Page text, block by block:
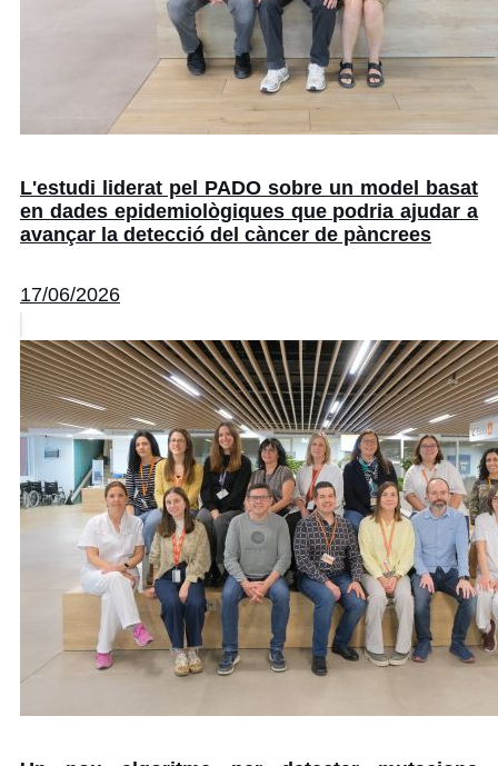
L'estudi liderat pel PADO sobre un model basat
en dades epidemiològiques que podria ajudar a
avançar la detecció del càncer de pàncrees
17/06/2026